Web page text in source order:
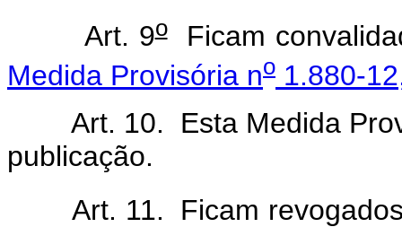
Art. 9oFicam
Medida Provisória no 1.880-
Art. 10. Esta Medida
publicação.
Art. 11. Ficam revogados